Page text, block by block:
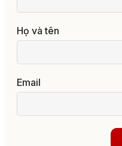
Họ và tên
Email